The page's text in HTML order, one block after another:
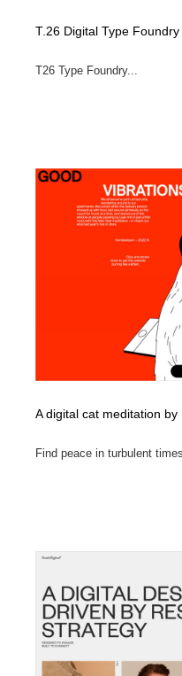
T.26 Digital Type Foundry
T26 Type Foundry...
A digital cat meditation by
Find peace in turbulent